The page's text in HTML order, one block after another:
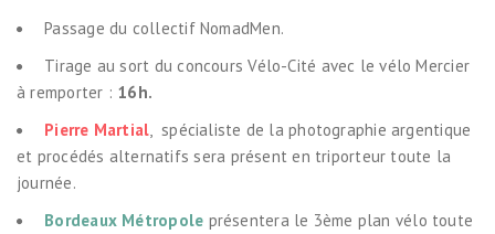
Passage du collectif NomadMen.
Tirage au sort du concours Vélo-Cité avec le vélo Mercier
à remporter : 16h.
Pierre Martial, spécialiste de la photographie argentique
et procédés alternatifs sera présent en triporteur toute la
journée.
Bordeaux Métropole présentera le 3ème plan vélo toute